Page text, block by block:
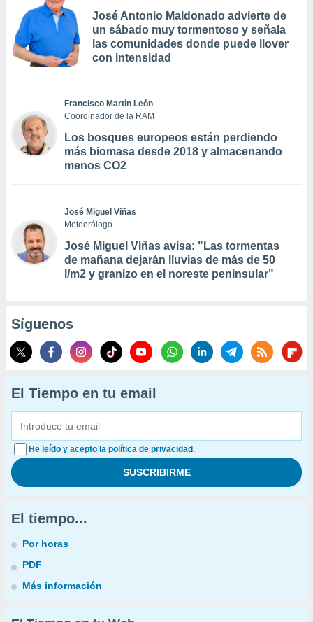
José Antonio Maldonado advierte de
un sábado muy tormentoso y señala
las comunidades donde puede llover
con intensidad
Francisco Martín León
Coordinador de la RAM
Los bosques europeos están perdiendo
más biomasa desde 2018 y almacenando
menos CO2
José Miguel Viñas
Meteorólogo
José Miguel Viñas avisa: "Las tormentas
de mañana dejarán lluvias de más de 50
l/m2 y granizo en el noreste peninsular"
Síguenos
El Tiempo en tu email
He leído y acepto la política de privacidad.
El tiempo...
Por horas
PDF
Más información